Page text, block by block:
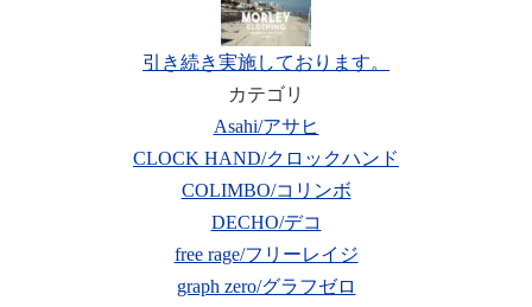
引き続き実施しております。
カテゴリ
Asahi/アサヒ
CLOCK HAND/クロックハンド
COLIMBO/コリンボ
DECHO/デコ
free rage/フリーレイジ
graph zero/グラフゼロ